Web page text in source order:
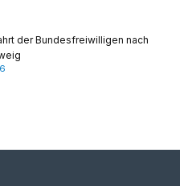
der Bundesfreiwilligen nach